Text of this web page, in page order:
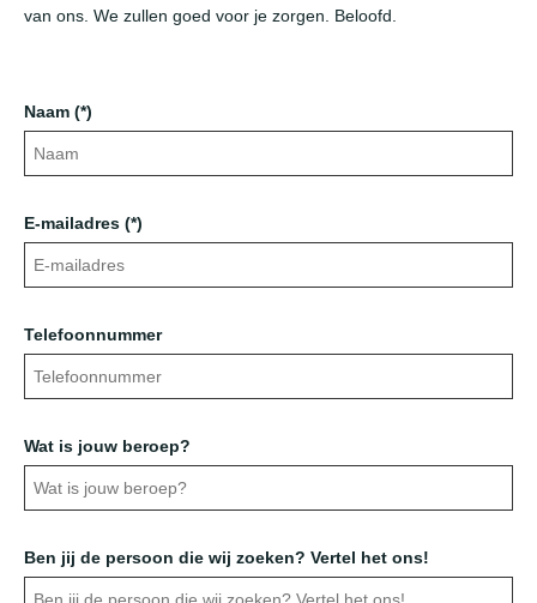
van ons. We zullen goed voor je zorgen. Beloofd.
Naam (*)
E-mailadres (*)
Telefoonnummer
Wat is jouw beroep?
Ben jij de persoon die wij zoeken? Vertel het ons!